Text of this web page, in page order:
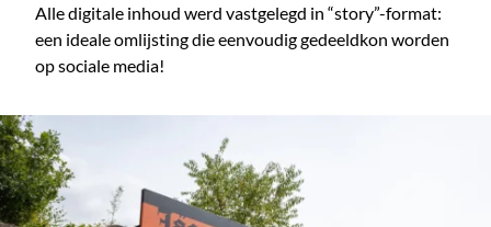
Alle digitale inhoud werd vastgelegd in “story”-format:
een ideale omlijsting die eenvoudig gedeeldkon worden
op sociale media!